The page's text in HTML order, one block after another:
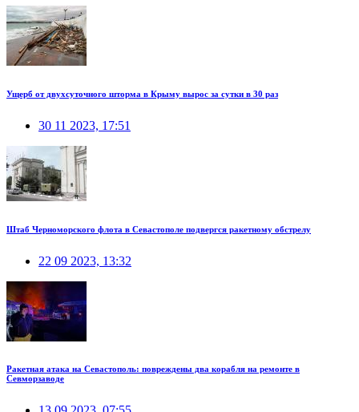
Ущерб от двухсуточного шторма в Крыму вырос за сутки в 30 раз
30 11 2023, 17:51
Штаб Черноморского флота в Севастополе подвергся ракетному обстрелу
22 09 2023, 13:32
Ракетная атака на Севастополь: повреждены два корабля на ремонте в
Севморзаводе